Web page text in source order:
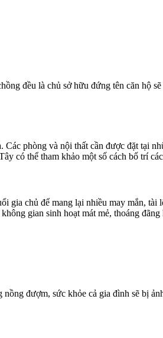
đều là chủ sở hữu đứng tên căn hộ
phòng và nội thất cần được đặt tại
có thể tham khảo một số cách bố trí
gia chủ để mang lại nhiều may mắn, tài
gian sinh hoạt mát mẻ, thoáng đãng
đượm, sức khỏe cả gia đình sẽ bị